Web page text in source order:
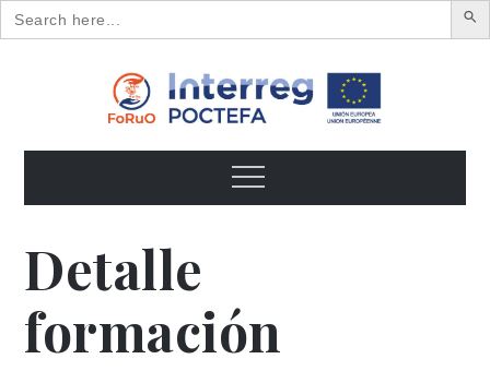
Search
for:
FoRuO
frutos
Menu
Detalle
formación